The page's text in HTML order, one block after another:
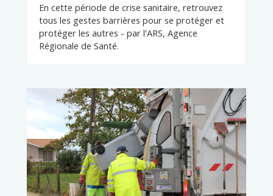
En cette période de crise sanitaire, retrouvez
tous les gestes barrières pour se protéger et
protéger les autres - par l'ARS, Agence
Régionale de Santé.